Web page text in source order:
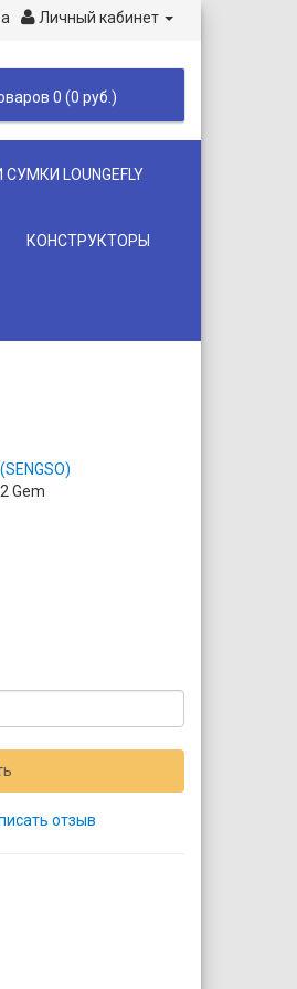
Личный кабинет
0 (0 руб.)
LOUNGEFLY
КОНСТРУКТОРЫ
Gem
отзыв